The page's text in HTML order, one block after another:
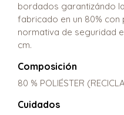
bordados garantizándo
fabricado en un 80% con
normativa de seguridad
cm.
Composición
80 % POLIÉSTER
Cuidados